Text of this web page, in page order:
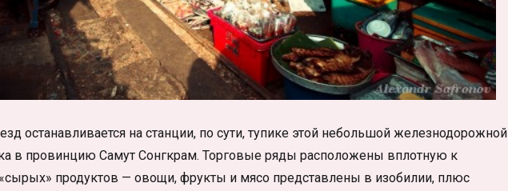
останавливается на станции, по сути, тупике этой небольшой железнодорожной
в провинцию Самут Сонгкрам. Торговые ряды расположены вплотную к
продуктов — овощи, фрукты и мясо представлены в изобилии, плюс